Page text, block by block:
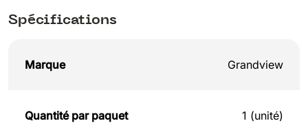
Spécifications
Marque Grandview
Quantité par paquet 1 (unité)